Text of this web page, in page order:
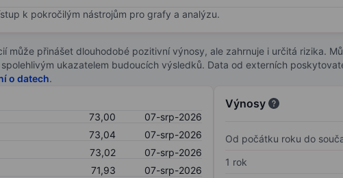
k pokročilým nástrojům pro grafy a analýzu.
může přinášet dlouhodobé pozitivní výnosy, ale zahrnuje i určitá rizika.
ukazatelem budoucích výsledků. Data od externích
o datech.
73,00
07-srp-2026
73,04
07-srp-2026
73,02
07-srp-2026
71,93
07-srp-2026
Výnosy
Od počátku roku do
1 rok